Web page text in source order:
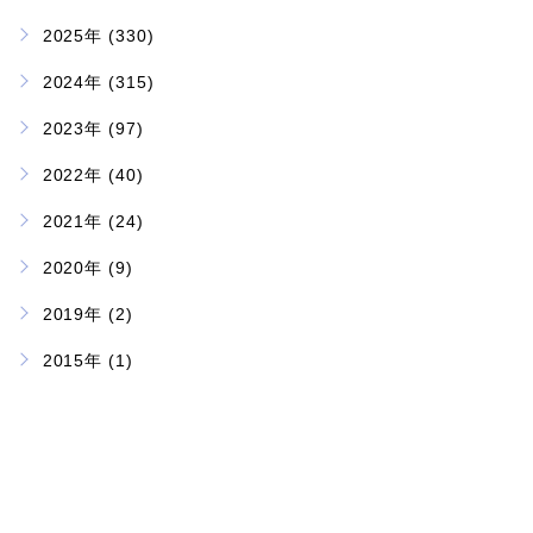
2025年 (330)
2024年 (315)
2023年 (97)
2022年 (40)
2021年 (24)
2020年 (9)
2019年 (2)
2015年 (1)